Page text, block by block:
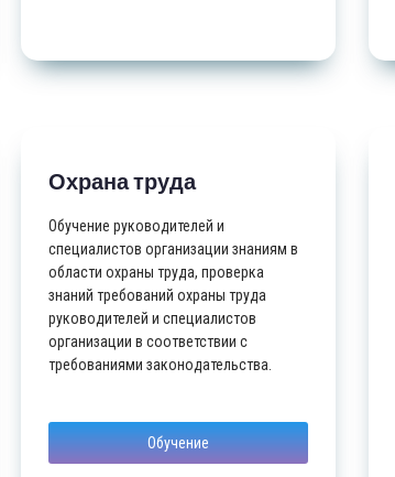
Охрана труда
Обучение руководителей и
специалистов организации знаниям в
области охраны труда, проверка
знаний требований охраны труда
руководителей и специалистов
организации в соответствии с
требованиями законодательства.
Обучение